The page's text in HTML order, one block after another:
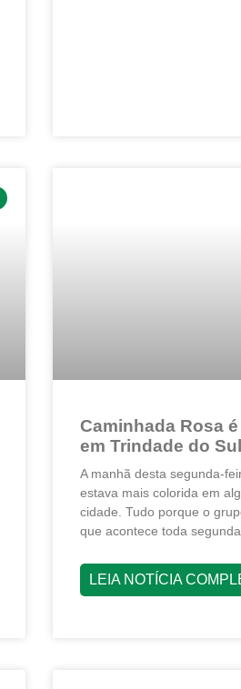
Caminhada Rosa
em Trindade do Sul
A manhã desta segunda-
estava mais colorida em
cidade. Tudo porque o
que acontece toda
LEIA NOTÍCIA